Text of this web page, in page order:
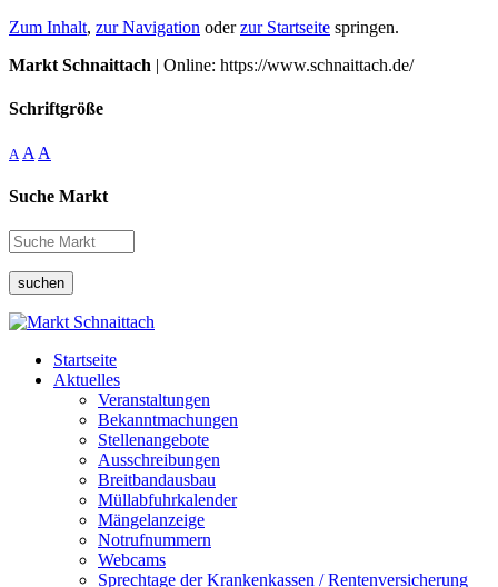
Zum Inhalt, zur Navigation oderzur Startseite springen.
Markt Schnaittach | Online: https://www.schnaittach.de/
Schriftgröße
A A A
Suche Markt
suchen
Startseite
Aktuelles
Veranstaltungen
Bekanntmachungen
Stellenangebote
Ausschreibungen
Breitbandausbau
Müllabfuhrkalender
Mängelanzeige
Notrufnummern
Webcams
Sprechtage der Krankenkassen / Rentenversicherung